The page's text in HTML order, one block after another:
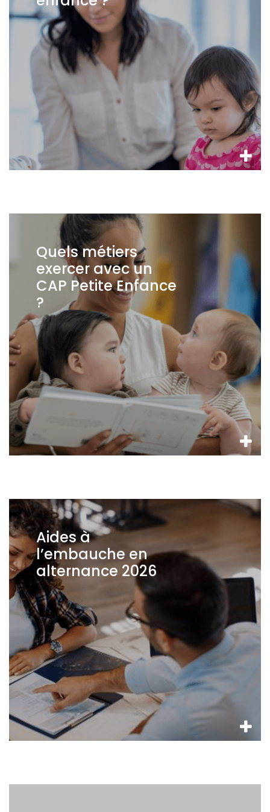
Quels métiers
exercer avec un
CAP Petite Enfance
?
Aides à
l’embauche en
alternance 2026